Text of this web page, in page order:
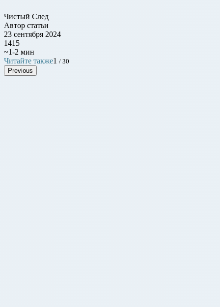
Чистый След
Автор статьи
23 сентября 2024
1415
~1-2 мин
Читайте также1 / 30
Previous